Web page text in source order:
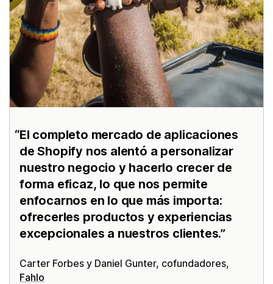
El completo mercado de aplicaciones
de Shopify nos alentó a personalizar
nuestro negocio y hacerlo crecer de
forma eficaz, lo que nos permite
enfocarnos en lo que más importa:
ofrecerles productos y experiencias
excepcionales a nuestros clientes.
Carter Forbes y Daniel Gunter, cofundadores,
Fahlo